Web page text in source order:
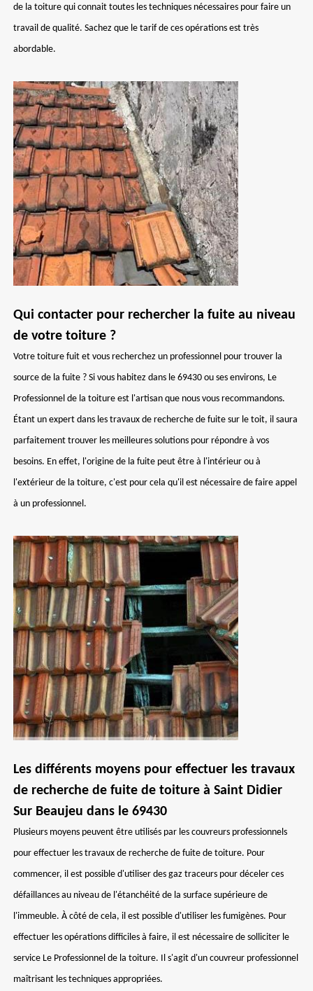
de la toiture qui connait toutes les techniques nécessaires pour faire un
travail de qualité. Sachez que le tarif de ces opérations est très
abordable.
Qui contacter pour rechercher la fuite au niveau
de votre toiture ?
Votre toiture fuit et vous recherchez un professionnel pour trouver la
source de la fuite ? Si vous habitez dans le 69430 ou ses environs, Le
Professionnel de la toiture est l'artisan que nous vous recommandons.
Étant un expert dans les travaux de recherche de fuite sur le toit, il saura
parfaitement trouver les meilleures solutions pour répondre à vos
besoins. En effet, l'origine de la fuite peut être à l'intérieur ou à
l'extérieur de la toiture, c'est pour cela qu'il est nécessaire de faire appel
à un professionnel.
Les différents moyens pour effectuer les travaux
de recherche de fuite de toiture à Saint Didier
Sur Beaujeu dans le 69430
Plusieurs moyens peuvent être utilisés par les couvreurs professionnels
pour effectuer les travaux de recherche de fuite de toiture. Pour
commencer, il est possible d'utiliser des gaz traceurs pour déceler ces
défaillances au niveau de l'étanchéité de la surface supérieure de
l'immeuble. À côté de cela, il est possible d'utiliser les fumigènes. Pour
effectuer les opérations difficiles à faire, il est nécessaire de solliciter le
service Le Professionnel de la toiture. Il s'agit d'un couvreur professionnel
maîtrisant les techniques appropriées.